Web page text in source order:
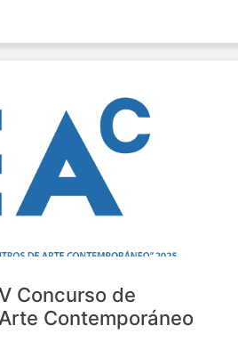
Concurso de
Contemporáneo